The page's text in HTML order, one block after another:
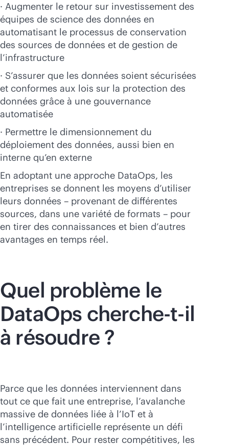
· Augmenter le retour sur investissement des
équipes de science des données en
automatisant le processus de conservation
des sources de données et de gestion de
l’infrastructure
· S’assurer que les données soient sécurisées
et conformes aux lois sur la protection des
données grâce à une gouvernance
automatisée
· Permettre le dimensionnement du
déploiement des données, aussi bien en
interne qu’en externe
En adoptant une approche DataOps, les
entreprises se donnent les moyens d’utiliser
leurs données – provenant de différentes
sources, dans une variété de formats – pour
en tirer des connaissances et bien d’autres
avantages en temps réel.
Quel problème le
DataOps cherche-t-il
à résoudre ?
Parce que les données interviennent dans
tout ce que fait une entreprise, l’avalanche
massive de données liée à l’IoT et à
l’intelligence artificielle représente un défi
sans précédent. Pour rester compétitives, les